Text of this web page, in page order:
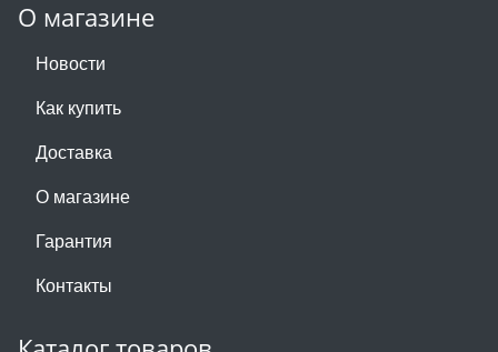
О магазине
Новости
Как купить
Доставка
О магазине
Гарантия
Контакты